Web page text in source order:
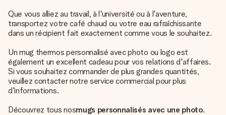
Que vous alliez au travail, à l'université ou à l'aventure,
transportez votre café chaud ou votre eau rafraîchissante
dans un récipient fait exactement comme vous le souhaitez.
Un mug thermos personnalisé avec photo ou logo est
également un excellent cadeau pour vos relations d'affaires.
Si vous souhaitez commander de plus grandes quantités,
veuillez contacter notre service commercial pour plus
d'informations.
Découvrez tous nosmugs personnalisés avec une photo.